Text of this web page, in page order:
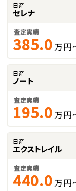
日産
セレナ
査定実績
385.0 万円
日産
ノート
査定実績
195.0 万円
日産
エクストレイル
査定実績
440.0 万円